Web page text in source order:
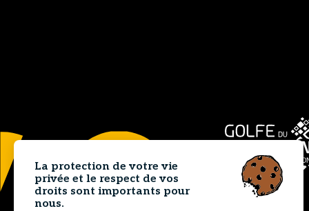
La protection de votre vie
privée et le respect de vos
droits sont importants pour
nous.